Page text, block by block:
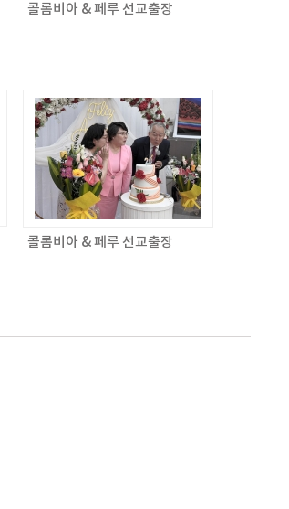
콜롬비아 & 페루 선교출장
콜롬비아 & 페루 선교출장